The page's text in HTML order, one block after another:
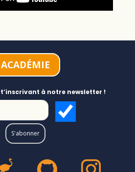
ACADÉMIE
à notre newsletter !